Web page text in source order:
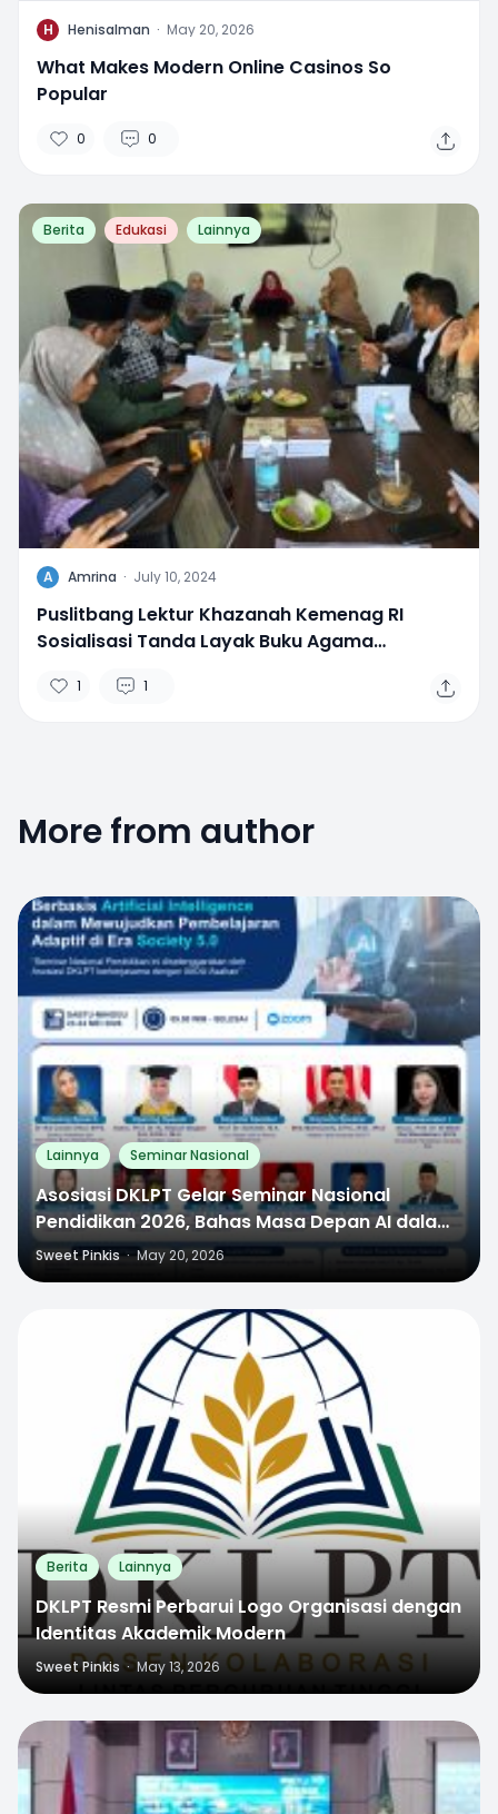
H Henisalman · May 20, 2026
What Makes Modern Online Casinos So
Popular
0 0
Berita Edukasi Lainnya
A Amrina · July 10, 2024
Puslitbang Lektur Khazanah Kemenag RI
Sosialisasi Tanda Layak Buku Agama
1 1
More from author
0
Lainnya Seminar Nasional
Asosiasi DKLPT Gelar Seminar Nasional
Pendidikan 2026, Bahas Masa Depan AI dalam
Dunia Pendidikan
Sweet Pinkis · May 20, 2026
Berita Lainnya
DKLPT Resmi Perbarui Logo Organisasi dengan
Identitas Akademik Modern
Sweet Pinkis · May 13, 2026